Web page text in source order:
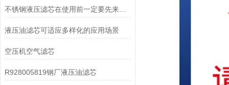
不锈钢液压滤芯在使用前一定要先来了解下这些
液压油滤芯可适应多样化的应用场景
空压机空气滤芯
R928005819钢厂液压油滤芯